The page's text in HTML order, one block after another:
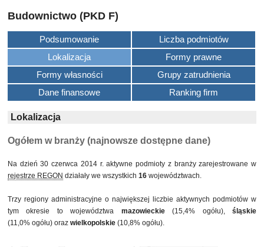
Budownictwo (PKD F)
Podsumowanie
Liczba podmiotów
Lokalizacja
Formy prawne
Formy własności
Grupy zatrudnienia
Dane finansowe
Ranking firm
Lokalizacja
Ogółem w branży (najnowsze dostępne dane)
Na dzień 30 czerwca 2014 r. aktywne podmioty z branży zarejestrowane w
rejestrze REGON działały we wszystkich 16 województwach.
Trzy regiony administracyjne o największej liczbie aktywnych podmiotów w
tym okresie to województwa mazowieckie(15,4% ogółu),śląskie
(11,0% ogółu) oraz wielkopolskie (10,8% ogółu).